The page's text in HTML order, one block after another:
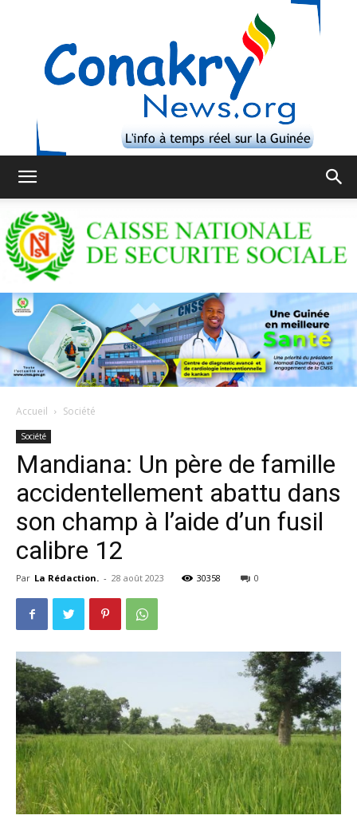
Accueil Société
Société
Mandiana: Un père de famille
accidentellement abattu dans
son champ à l’aide d’un fusil
calibre 12
Par La Rédaction. - 28 août 2023 30358 0